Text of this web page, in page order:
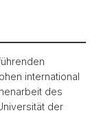
international
des
der